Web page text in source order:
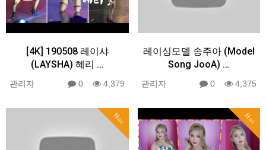
[4K] 190508 레이샤
(LAYSHA) 혜리 …
관리자 0 4,379
레이싱모델 송주아 (Model
Song JooA) …
관리자 0 4,375
Hot Hot